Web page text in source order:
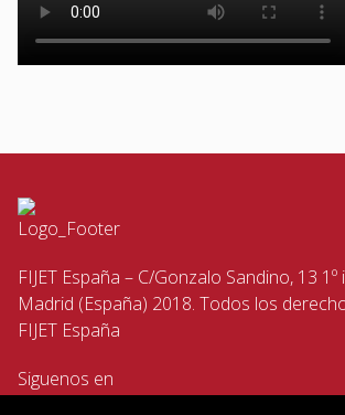
FIJET España – C/Gonzalo Sandino, 13
Madrid (España) 2018. Todos los
FIJET España
Siguenos en